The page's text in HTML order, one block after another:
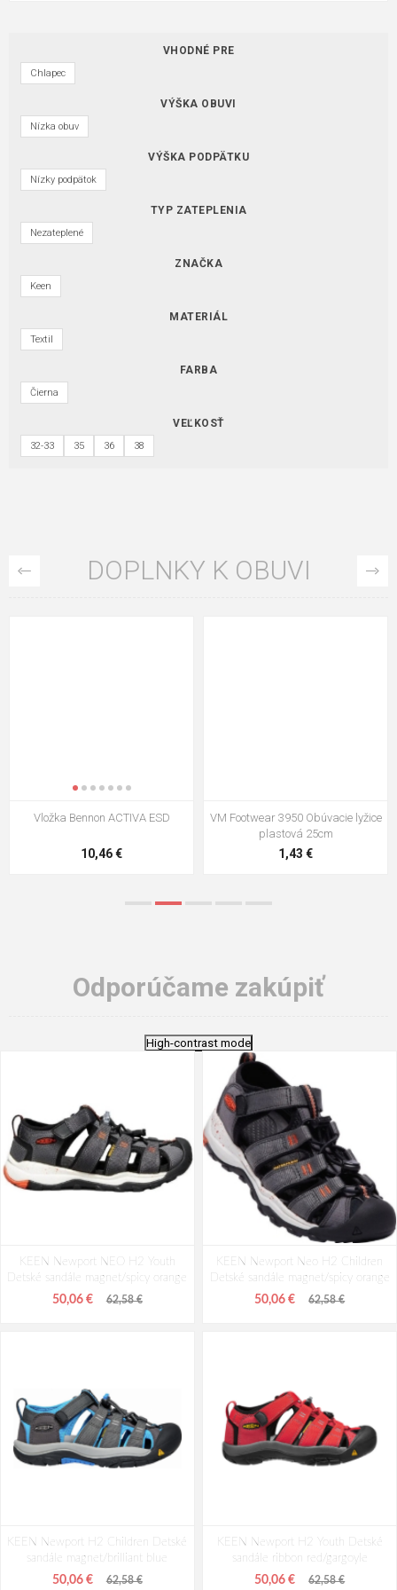
VHODNÉ PRE
Chlapec
VÝŠKA OBUVI
Nízka obuv
VÝŠKA PODPÄTKU
Nízky podpätok
TYP ZATEPLENIA
Nezateplené
ZNAČKA
Keen
MATERIÁL
Textil
FARBA
Čierna
VEĽKOSŤ
32-33 35 36 38
DOPLNKY K OBUVI
Vložka Bennon ACTIVA ESD
10,46 €
VM Footwear 3950 Obúvacie lyžice
plastová 25cm
1,43 €
Odporúčame zakúpiť
High-contrast mode
KEEN Newport NEO H2 Youth
Detské sandále magnet/spicy orange
50,06 € 62,58 €
KEEN Newport Neo H2 Children
Detské sandále magnet/spicy orange
50,06 € 62,58 €
KEEN Newport H2 Children Detské
sandále magnet/brilliant blue
50,06 € 62,58 €
KEEN Newport H2 Youth Detské
sandále ribbon red/gargoyle
50,06 € 62,58 €